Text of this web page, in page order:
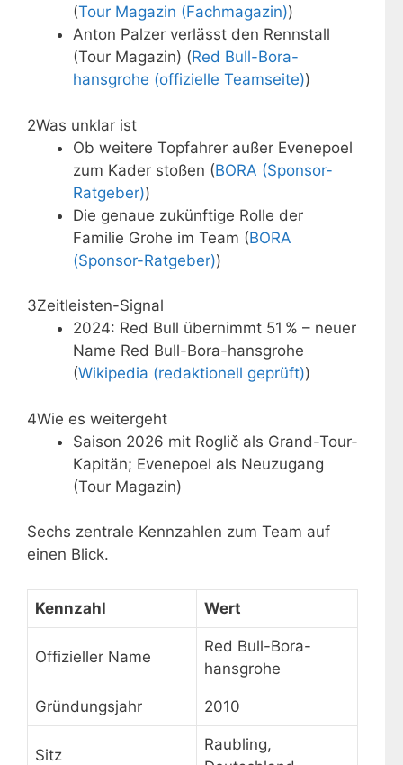
(Tour Magazin (Fachmagazin))
Anton Palzer verlässt den Rennstall
(Tour Magazin) (Red Bull-Bora-
hansgrohe (offizielle Teamseite))
2Was unklar ist
Ob weitere Topfahrer außer Evenepoel
zum Kader stoßen (BORA (Sponsor-
Ratgeber))
Die genaue zukünftige Rolle der
Familie Grohe im Team (BORA
(Sponsor-Ratgeber))
3Zeitleisten-Signal
2024: Red Bull übernimmt 51 % – neuer
Name Red Bull-Bora-hansgrohe
(Wikipedia (redaktionell geprüft))
4Wie es weitergeht
Saison 2026 mit Roglič als Grand-Tour-
Kapitän; Evenepoel als Neuzugang
(Tour Magazin)
Sechs zentrale Kennzahlen zum Team auf
einen Blick.
Kennzahl Wert
Offizieller Name
Red Bull-Bora-
hansgrohe
Gründungsjahr 2010
Sitz
Raubling,